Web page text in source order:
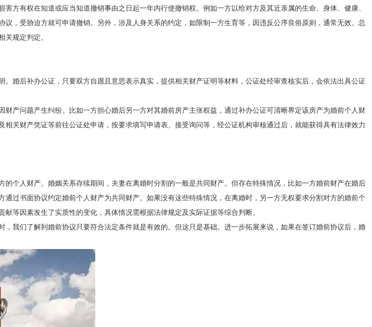
方有权在知道或应当知道撤销事由之日起一年内行使撤销权。例如一方以给对方及其近亲属的生命、身体、健康、
议，受胁迫方就可申请撤销。另外，涉及人身关系的约定，如限制一方生育等，因违反公序良俗原则，通常无效。总
关规定判定。
。婚后补办公证，只要双方自愿且意思表示真实，提供相关财产证明等材料，公证处经审查核实后，会依法出具公证
财产问题产生纠纷。比如一方担心婚后另一方对其婚前房产主张权益，通过补办公证可清晰界定该房产为婚前个人财
相关财产凭证等前往公证处申请，按要求填写申请表、接受询问等，经公证机构审核通过后，就能获得具有法律效力
的个人财产。婚姻关系存续期间，夫妻在离婚时分割的一般是共同财产。但存在特殊情况，比如一方婚前财产在婚后
通过书面协议约定婚前个人财产为共同财产。如果没有这些特殊情况，在离婚时，另一方无权要求分割对方的婚前个
等因素发生了实质性的变化，具体情况需根据法律规定及实际证据等综合判断。
，我们了解到婚前协议只要符合法定条件就是有效的。但这只是基础。进一步拓展来说，如果在签订婚前协议后，婚